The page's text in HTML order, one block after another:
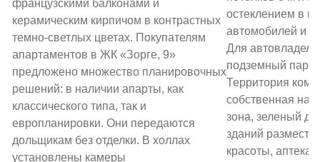
французскими балконами и
керамическим кирпичом в контрастных
темно-светлых цветах. Покупателям
апартаментов в ЖК «Зорге, 9»
предложено множество планировочных
решений: в наличии апарты, как
классического типа, так и
европланировки. Они передаются
дольщикам без отделки. В холлах
установлены камеры
остеклением в
автомобилей и
Для
подземный
Территория
собственная
зона, зеленый
зданий
красоты,